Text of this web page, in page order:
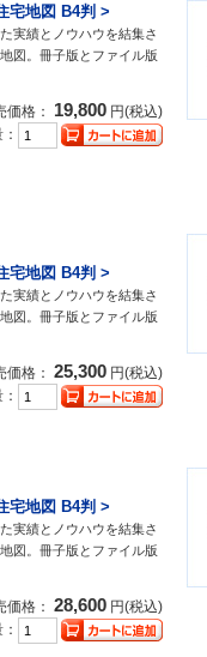
宅地図 B4判 >
実績とノウハウを結集さ
図。冊子版とファイル版
価格： 19,800 円(税込)
宅地図 B4判 >
実績とノウハウを結集さ
図。冊子版とファイル版
価格： 25,300 円(税込)
宅地図 B4判 >
実績とノウハウを結集さ
図。冊子版とファイル版
価格： 28,600 円(税込)